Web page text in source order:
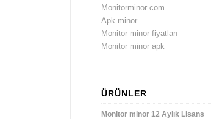
Monitorminor com
Apk minor
Monitor minor fiyatları
Monitor minor apk
ÜRÜNLER
Monitor minor 12 Aylık Lisans